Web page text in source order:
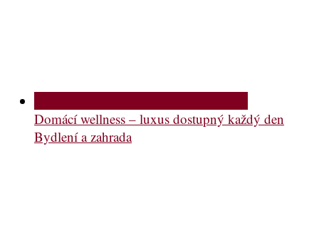
Domácí wellness – luxus dostupný každý den
Bydlení a zahrada